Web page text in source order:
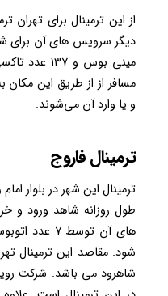
از این ترمینال برای
مسافر از از طریق این
و یا وارد آن می‌شوند.
ترمینال فاروج
ترمینال این شهر در بلوار
شود. مقاصد این ترمینال
شاهرود می باشد. شرکت